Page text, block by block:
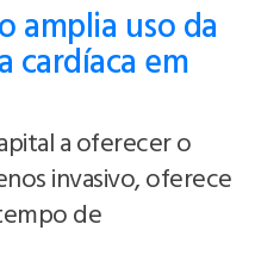
amplia uso da
cardíaca em
a oferecer o
invasivo, oferece
de